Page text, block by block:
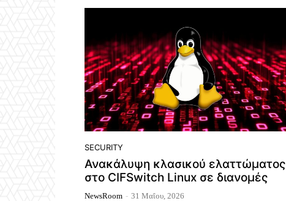
SECURITY
Ανακάλυψη κλασικού ελαττώματος
στο CIFSwitch Linux σε διανομές
NewsRoom - 31 Μαΐου, 2026